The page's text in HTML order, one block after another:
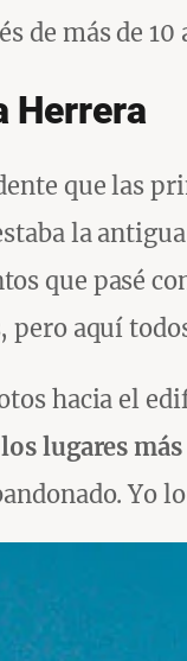
de más de
Herrera
que las
la
que pasé
pero aquí
hacia el
lugares
Yo